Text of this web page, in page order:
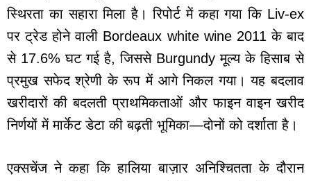
स्थिरता का सहारा मिला है। रिपोर्ट में कहा गया कि Liv-ex
पर ट्रेड होने वाली Bordeaux white wine 2011 के बाद
से 17.6% घट गई है, जिससे Burgundy मूल्य के हिसाब से
प्रमुख सफेद श्रेणी के रूप में आगे निकल गया। यह बदलाव
खरीदारों की बदलती प्राथमिकताओं और फाइन वाइन खरीद
निर्णयों में मार्केट डेटा की बढ़ती भूमिका—दोनों को दर्शाता है।
एक्सचेंज ने कहा कि हालिया बाज़ार अनिश्चितता के दौरान